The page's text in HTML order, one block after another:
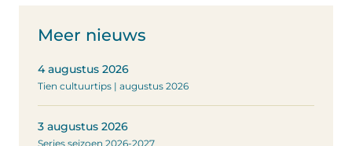
Meer nieuws
4 augustus 2026
Tien cultuurtips | augustus 2026
3 augustus 2026
Series seizoen 2026-2027